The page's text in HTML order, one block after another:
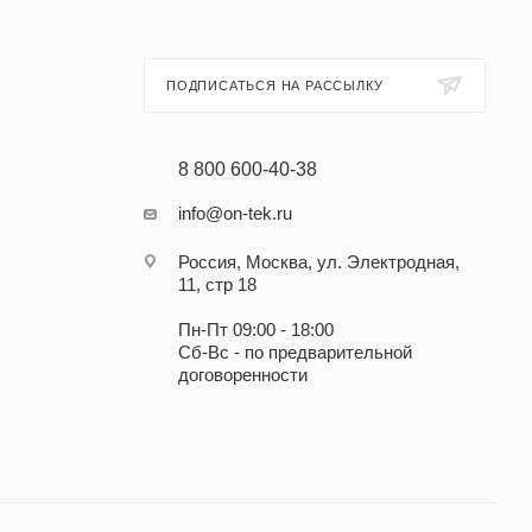
В
ПОДПИСАТЬСЯ НА РАССЫЛКУ
8 800 600-40-38
info@on-tek.ru
Россия, Москва, ул. Электродная,
11, стр 18
Пн-Пт 09:00 - 18:00
Сб-Вс - по предварительной
договоренности